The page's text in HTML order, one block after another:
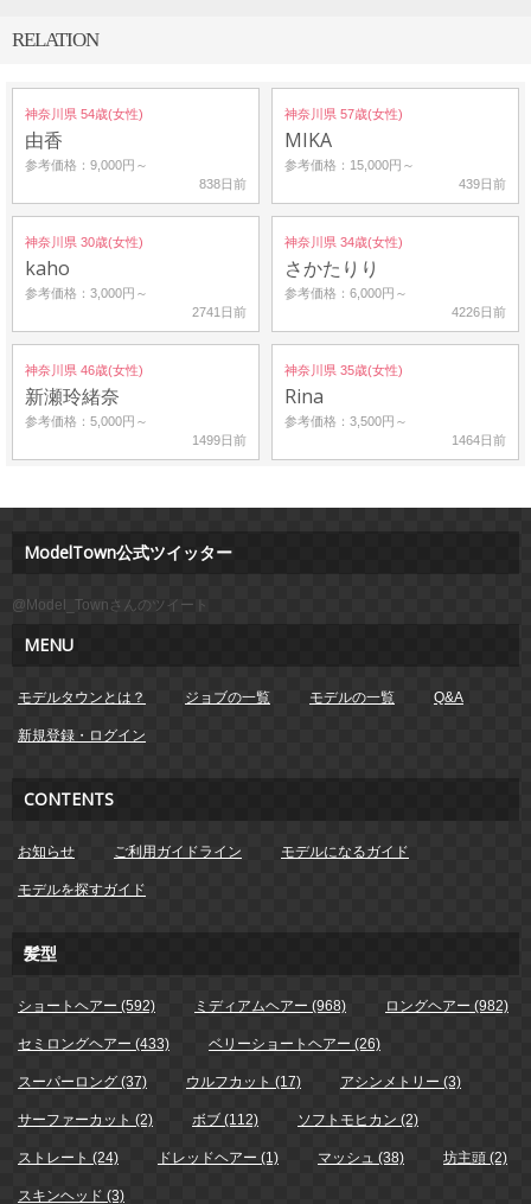
RELATION
神奈川県 54歳(女性)
由香
参考価格：9,000円～
838日前
神奈川県 57歳(女性)
MIKA
参考価格：15,000円～
439日前
神奈川県 30歳(女性)
kaho
参考価格：3,000円～
2741日前
神奈川県 34歳(女性)
さかたりり
参考価格：6,000円～
4226日前
神奈川県 46歳(女性)
新瀬玲緒奈
参考価格：5,000円～
1499日前
神奈川県 35歳(女性)
Rina
参考価格：3,500円～
1464日前
ModelTown公式ツイッター
@Model_Townさんのツイート
MENU
モデルタウンとは？ ジョブの一覧 モデルの一覧 Q&A
新規登録・ログイン
CONTENTS
お知らせ ご利用ガイドライン モデルになるガイド
モデルを探すガイド
髪型
ショートヘアー (592) ミディアムヘアー (968) ロングヘアー (982)
セミロングヘアー (433) ベリーショートヘアー (26)
スーパーロング (37) ウルフカット (17) アシンメトリー (3)
サーファーカット (2) ボブ (112) ソフトモヒカン (2)
ストレート (24) ドレッドヘアー (1) マッシュ (38) 坊主頭 (2)
スキンヘッド (3)